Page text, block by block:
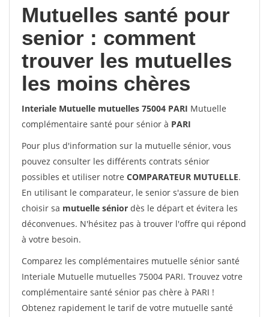
Mutuelles santé pour
senior : comment
trouver les mutuelles
les moins chères
Interiale Mutuelle mutuelles 75004 PARI Mutuelle
complémentaire santé pour sénior à PARI
Pour plus d'information sur la mutuelle sénior, vous
pouvez consulter les différents contrats sénior
possibles et utiliser notre COMPARATEUR MUTUELLE.
En utilisant le comparateur, le senior s'assure de bien
choisir sa mutuelle sénior dès le départ et évitera les
déconvenues. N'hésitez pas à trouver l'offre qui répond
à votre besoin.
Comparez les complémentaires mutuelle sénior santé
Interiale Mutuelle mutuelles 75004 PARI. Trouvez votre
complémentaire santé sénior pas chère à PARI !
Obtenez rapidement le tarif de votre mutuelle santé